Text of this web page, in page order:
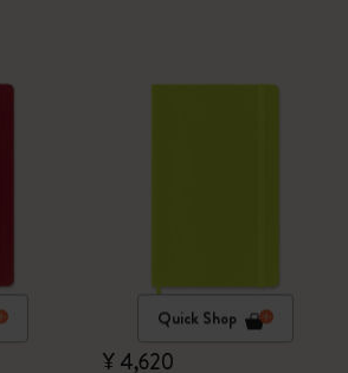
Quick Shop
¥ 4,620